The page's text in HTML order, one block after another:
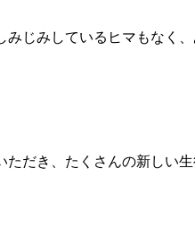
みじみしているヒマもなく
だき、たくさんの新しい